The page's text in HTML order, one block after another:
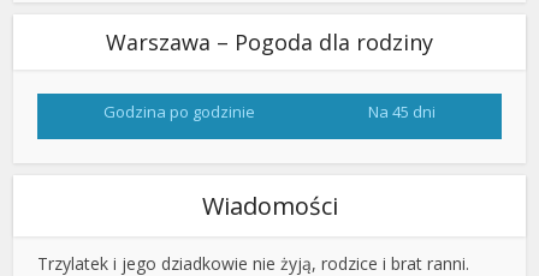
Warszawa – Pogoda dla rodziny
Godzina po godzinie Na 45 dni
Wiadomości
Trzylatek i jego dziadkowie nie żyją, rodzice i brat ranni.